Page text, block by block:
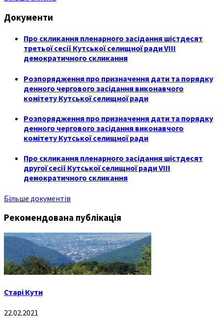
Документи
Про скликання пленарного засідання шістдесят
третьої сесії Кутської селищної ради VIII
демократичного скликання
Розпорядження про призначення дати та порядку
денного чергового засідання виконавчого
комітету Кутської селищної ради
Розпорядження про призначення дати та порядку
денного чергового засідання виконавчого
комітету Кутської селищної ради
Про скликання пленарного засідання шістдесят
другої сесії Кутської селищної ради VIII
демократичного скликання
Більше документів
Рекомендована публікація
Старі Кути
22.02.2021